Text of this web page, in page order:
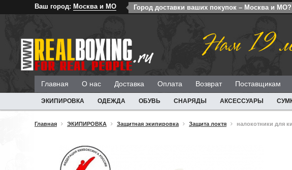
Ваш город: Москва и МО Город доставки ваших покупок – Москва и МО?
Нам 19
Главная О нас Доставка Оплата Возврат Поставщикам
ЭКИПИРОВКА ОДЕЖДА ОБУВЬ СНАРЯДЫ АКСЕССУАРЫ
Главная ЭКИПИРОВКА Защитная экипировка Защита локтя налокотники для